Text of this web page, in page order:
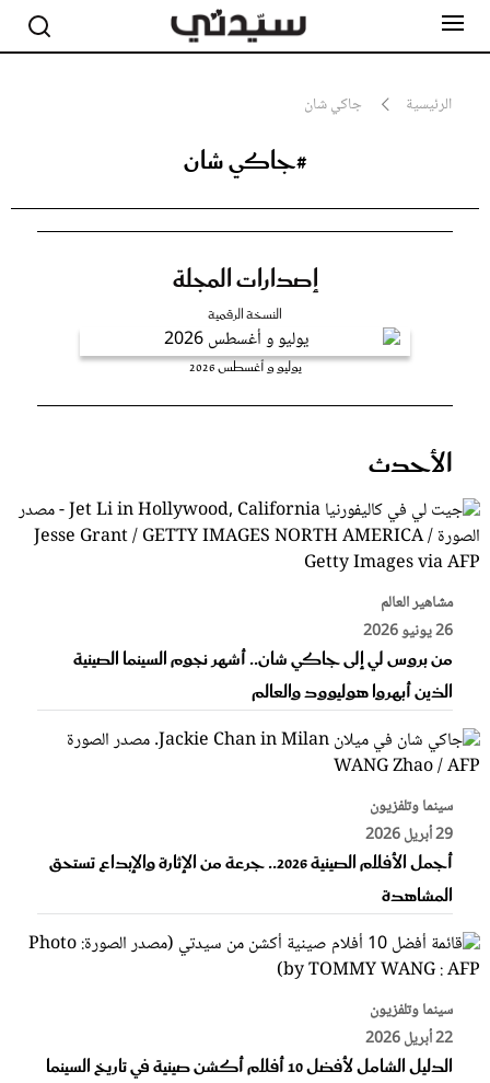
الرئيسية جاكي شان
#جاكي شان
إصدارات المجلة
النسخة الرقمية
يوليو و أغسطس 2026
الأحدث
مشاهير العالم
26 يونيو 2026
من بروس لي إلى جاكي شان.. أشهر نجوم السينما الصينية
الذين أبهروا هوليوود والعالم
سينما وتلفزيون
29 أبريل 2026
أجمل الأفلام الصينية 2026.. جرعة من الإثارة والإبداع تستحق
المشاهدة
سينما وتلفزيون
22 أبريل 2026
الدليل الشامل لأفضل 10 أفلام أكشن صينية في تاريخ السينما
جمال
صحة ورشاقة
ستايل
تقارير
عروس سيدتي
غلاف رفمي